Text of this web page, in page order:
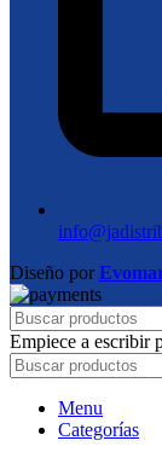
Diseño por
Empiece a escribir
Menu
Categorías